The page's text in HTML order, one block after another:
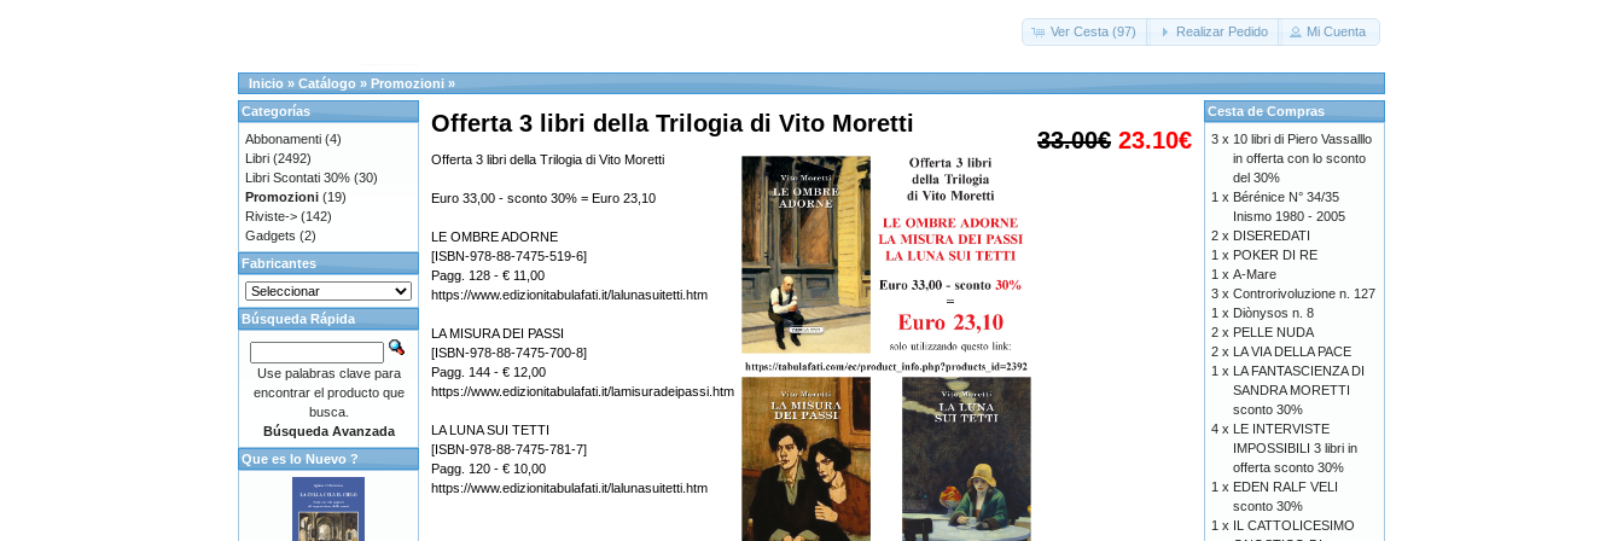
Ver Cesta (97) Realizar Pedido Mi Cuenta
Inicio » Catálogo » Promozioni »
33.00€ 23.10€
Offerta 3 libri della Trilogia di Vito Moretti
Offerta 3 libri della Trilogia di Vito Moretti
Euro 33,00 - sconto 30% = Euro 23,10
LE OMBRE ADORNE
[ISBN-978-88-7475-519-6]
Pagg. 128 - € 11,00
https://www.edizionitabulafati.it/lalunasuitetti.htm
LA MISURA DEI PASSI
[ISBN-978-88-7475-700-8]
Pagg. 144 - € 12,00
https://www.edizionitabulafati.it/lamisuradeipassi.htm
LA LUNA SUI TETTI
[ISBN-978-88-7475-781-7]
Pagg. 120 - € 10,00
https://www.edizionitabulafati.it/lalunasuitetti.htm
Categorías
Abbonamenti (4)
Libri (2492)
Libri Scontati 30% (30)
Promozioni (19)
Riviste-> (142)
Gadgets (2)
Fabricantes
Búsqueda Rápida
Use palabras clave para
encontrar el producto que
busca.
Búsqueda Avanzada
Que es lo Nuevo ?
Cesta de Compras
3 x 10 libri di Piero Vassalllo
in offerta con lo sconto
del 30%
1 x Bérénice N° 34/35
Inismo 1980 - 2005
2 x DISEREDATI
1 x POKER DI RE
1 x A-Mare
3 x Controrivoluzione n. 127
1 x Diònysos n. 8
2 x PELLE NUDA
2 x LA VIA DELLA PACE
1 x LA FANTASCIENZA DI
SANDRA MORETTI
sconto 30%
4 x LE INTERVISTE
IMPOSSIBILI 3 libri in
offerta sconto 30%
1 x EDEN RALF VELI
sconto 30%
1 x IL CATTOLICESIMO